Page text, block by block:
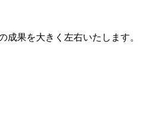
果を大きく左右いたします。